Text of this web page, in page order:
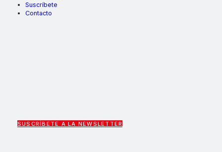
Suscríbete
Contacto
SUSCRÍBETE A LA NEWSLETTER